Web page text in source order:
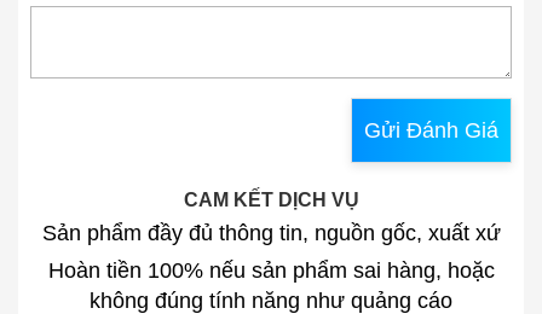
Gửi Đánh Giá
CAM KẾT DỊCH VỤ
Sản phẩm đầy đủ thông tin, nguồn gốc, xuất xứ
Hoàn tiền 100% nếu sản phẩm sai hàng, hoặc
không đúng tính năng như quảng cáo